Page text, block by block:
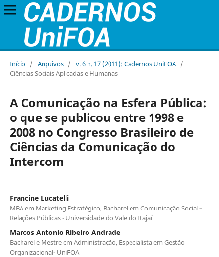
Início / Arquivos / v. 6 n. 17 (2011): Cadernos UniFOA /
Ciências Sociais Aplicadas e Humanas
A Comunicação na Esfera Pública:
o que se publicou entre 1998 e
2008 no Congresso Brasileiro de
Ciências da Comunicação do
Intercom
Francine Lucatelli
MBA em Marketing Estratégico, Bacharel em Comunicação Social –
Relações Públicas - Universidade do Vale do Itajaí
Marcos Antonio Ribeiro Andrade
Bacharel e Mestre em Administração, Especialista em Gestão
Organizacional- UniFOA